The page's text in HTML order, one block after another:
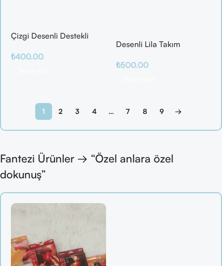
Çizgi Desenli Destekli
₺400.00
Desenli Lila Takım
₺500.00
1 2 3 4 … 7 8 9 →
Fantezi Ürünler → “Özel anlara özel
dokunuş”